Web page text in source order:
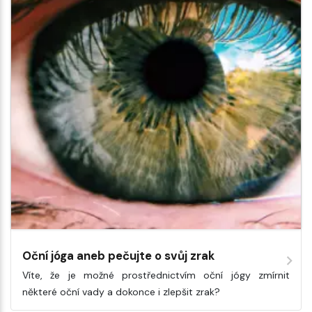
Oční jóga aneb pečujte o svůj zrak
Víte, že je možné prostřednictvím oční jógy zmírnit
některé oční vady a dokonce i zlepšit zrak?